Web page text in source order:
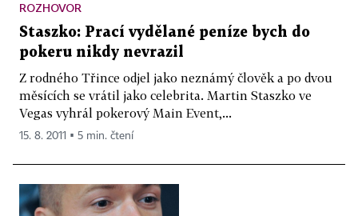
ROZHOVOR
Staszko: Prací vydělané peníze bych do
pokeru nikdy nevrazil
Z rodného Třince odjel jako neznámý člověk a po dvou
měsících se vrátil jako celebrita. Martin Staszko ve
Vegas vyhrál pokerový Main Event,...
15. 8. 2011 ▪ 5 min. čtení